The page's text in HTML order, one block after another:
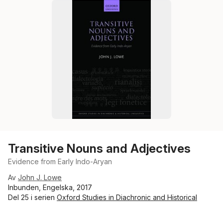
Transitive Nouns and Adjectives
Evidence from Early Indo-Aryan
Av John J. Lowe
Inbunden, Engelska, 2017
Del 25 i serien Oxford Studies in Diachronic and Historical